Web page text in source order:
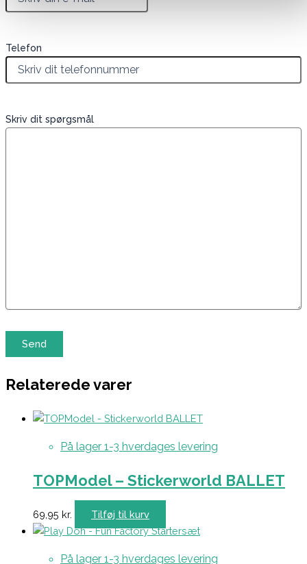
Telefon
Skriv dit spørgsmål
Relaterede varer
På lager 1-3 hverdages levering
TOPModel – Stickerworld BALLET
69,95 kr. Tilføj til kurv
På lager 1-3 hverdages levering